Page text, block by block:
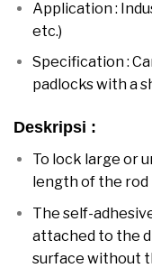
Application :
etc.)
Specification :
padlocks with a
Deskripsi :
To lock large or
length of the rod
The self-
attached to the
surface without